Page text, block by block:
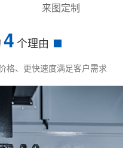
来图定制
4个理由
格、更快速度满足客户需求